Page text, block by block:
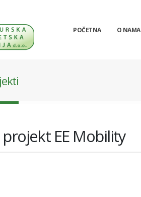
POČETNA O NAMA
EE Mobility